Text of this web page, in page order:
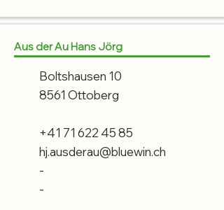
Aus der Au Hans Jörg
Boltshausen 10
8561 Ottoberg
+41 71 622 45 85
hj.ausderau@bluewin.ch
-
-